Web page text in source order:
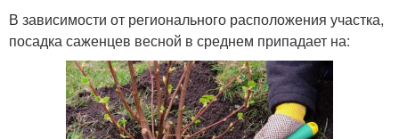
В зависимости от регионального расположения участка,
посадка саженцев весной в среднем припадает на: